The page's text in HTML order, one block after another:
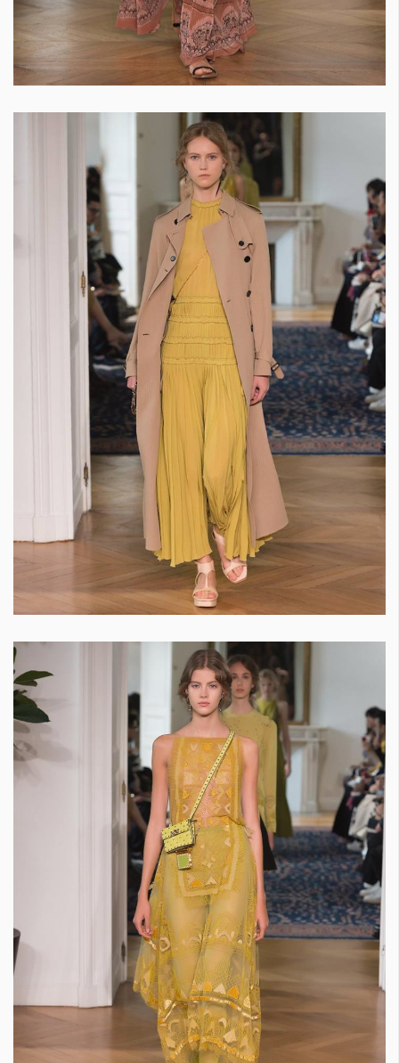
КАТЕГОРИИ
Wine&Dine
Подкасти
Изкуство
Красота
Цветно
Гурме
Пътувай
Wellness
ЗА НАС
Условия за
ползване
За нас
Политика за
поверителност
ModerenDom
СЛЕДВАЙТЕ НИ
Instagram Twitter
Pinterest
Spotify Soundcloud
Ако нашият сайт ви харесва, можете да се абонирате за
седмичния ни нюзлетър тук:
© 2026, HighViewArt | Всички права запазени